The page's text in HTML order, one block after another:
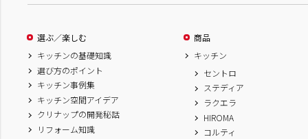
選ぶ／楽しむ
キッチンの基礎知識
選び方のポイント
キッチン事例集
キッチン空間アイデア
クリナップの開発秘話
リフォーム知識
商品
キッチン
セントロ
ステディア
ラクエラ
HIROMA
コルティ